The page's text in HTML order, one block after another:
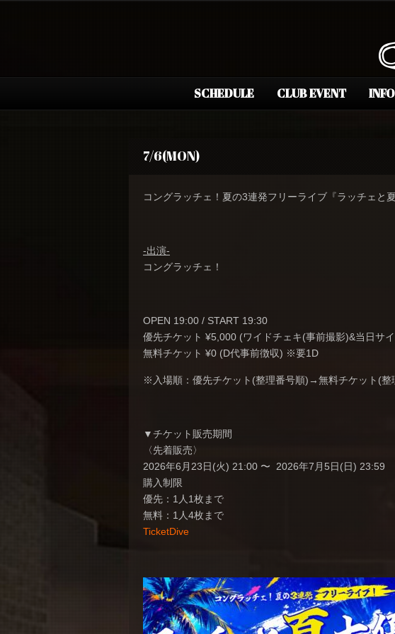
SCHEDULE CLUB EVENT
7/6(MON)
コングラッチェ！夏の3連発フリーライブ『ラッチェと夏
-出演-
コングラッチェ！
OPEN 19:00 / START 19:30
優先チケット ¥5,000 (ワイドチェキ(事前撮影)&当日サ
無料チケット ¥0 (D代事前徴収) ※要1D
※入場順：優先チケット(整理番号順)→無料チケット(整
▼チケット販売期間
〈先着販売〉
2026年6月23日(火) 21:00 〜 2026年7月5日(日) 23:59
購入制限
優先：1人1枚まで
無料：1人4枚まで
TicketDive